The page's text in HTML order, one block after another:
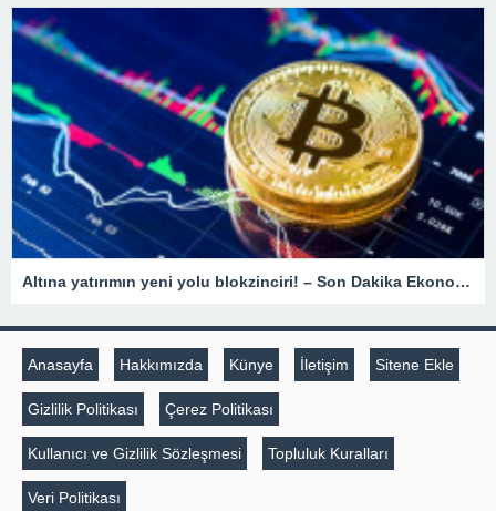
Altına yatırımın yeni yolu blokzinciri! – Son Dakika Ekonomi Haberleri
Anasayfa Hakkımızda Künye İletişim Sitene Ekle
Gizlilik Politikası Çerez Politikası
Kullanıcı ve Gizlilik Sözleşmesi Topluluk Kuralları
Veri Politikası